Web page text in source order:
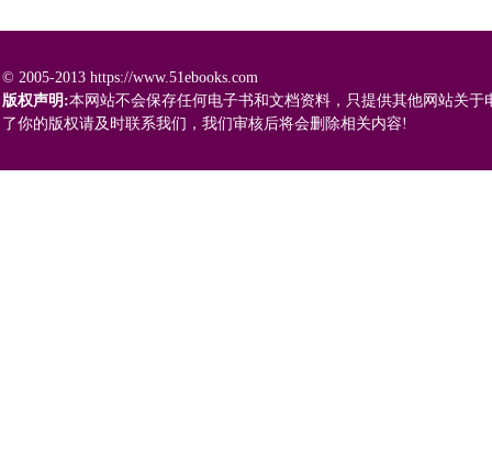
© 2005-2013 https://www.51ebooks.com
版权声明:本网站不会保存任何电子书和文档资料，只提供其他网站关
了你的版权请及时联系我们，我们审核后将会删除相关内容!